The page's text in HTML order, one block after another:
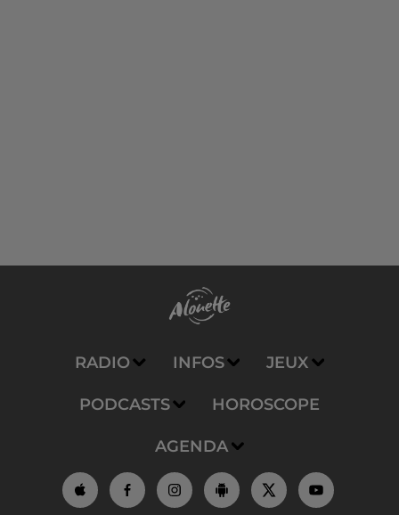
RADIO INFOS JEUX
PODCASTS HOROSCOPE
AGENDA